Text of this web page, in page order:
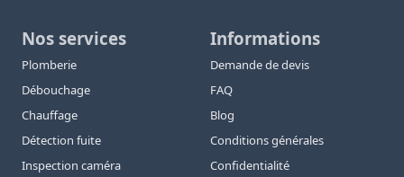
Nos services
Plomberie
Débouchage
Chauffage
Détection fuite
Inspection caméra
Informations
Demande de devis
FAQ
Blog
Conditions générales
Confidentialité